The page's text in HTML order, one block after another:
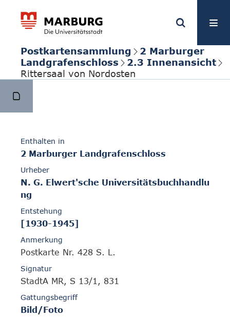
Postkartensammlung
2 Marburger
Landgrafenschloss
2.3 Innenansicht
Rittersaal von Nordosten
Enthalten in
2 Marburger Landgrafenschloss
Urheber
N. G. Elwert'sche Universitätsbuchhandlu
ng
Entstehung
[1930-1945]
Anmerkung
Postkarte Nr. 428 S. L.
Signatur
StadtA MR, S 13/1, 831
Gattungsbegriff
Bild/Foto